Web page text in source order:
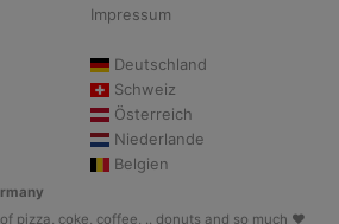
Impressum
Deutschland
Schweiz
Österreich
Niederlande
Belgien
pizza, coke, coffee, .. donuts and so much ♥